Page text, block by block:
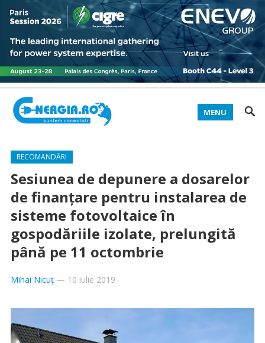
MENU
RECOMANDĂRI
Sesiunea de depunere a dosarelor
de finanţare pentru instalarea de
sisteme fotovoltaice în
gospodăriile izolate, prelungită
până pe 11 octombrie
Mihai Nicuț— 10 iulie 2019